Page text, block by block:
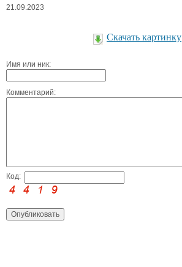
21.09.2023
Скачать картинку
Имя или ник:
Комментарий:
Код: